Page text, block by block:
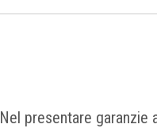
Nel presentare garanzie